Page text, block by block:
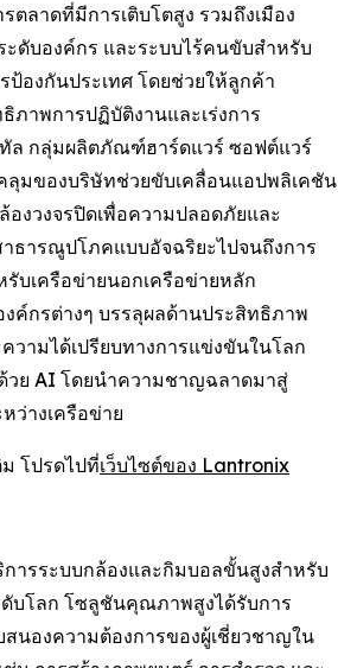
ตลาดที่มีการเติบโตสูง รวมถึงเมือง
ะดับองค์กร และระบบไร้คนขับสำหรับ
องกันประเทศ โดยช่วยให้ลูกค้า
ภาพการปฏิบัติงานและเร่งการ
ทัล กลุ่มผลิตภัณฑ์ฮาร์ดแวร์ ซอฟต์แวร์
ลุมของบริษัทช่วยขับเคลื่อนแอปพลิเคชัน
องวงจรปิดเพื่อความปลอดภัยและ
ธารณูปโภคแบบอัจฉริยะไปจนถึงการ
บเครือข่ายนอกเครือข่ายหลัก
ค์กรต่างๆ บรรลุผลด้านประสิทธิภาพ
วามได้เปรียบทางการแข่งขันในโลก
วย AI โดยนำความชาญฉลาดมาสู่
ว่างเครือข่าย
โปรดไปที่เว็บไซต์ของ Lantronix
การระบบกล้องและกิมบอลขั้นสูงสำหรับ
บโลก โซลูชันคุณภาพสูงได้รับการ
นองความต้องการของผู้เชี่ยวชาญใน